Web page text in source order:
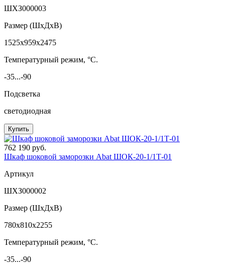
ШХЗ000003
Размер (ШxДхВ)
1525x959x2475
Температурный режим, °C.
-35...-90
Подсветка
светодиодная
Купить
762 190 руб.
Шкаф шоковой заморозки Abat ШОК-20-1/1Т-01
Артикул
ШХЗ000002
Размер (ШxДхВ)
780x810x2255
Температурный режим, °C.
-35...-90